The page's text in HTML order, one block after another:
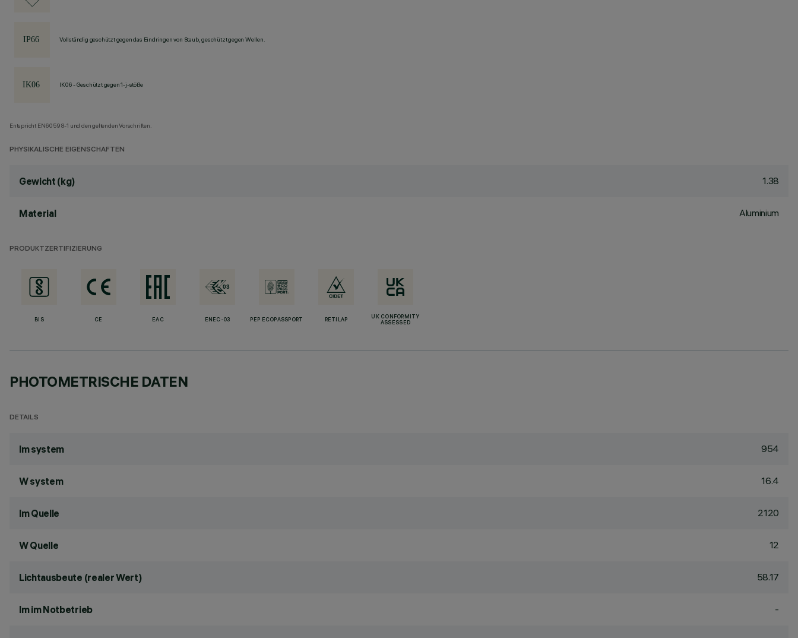
Vollständig geschützt gegen das Eindringen von Staub, geschützt gegen Wellen.
IK06 - Geschützt gegen 1-j-stöße
Entspricht EN60598-1 und den geltenden Vorschriften.
PHYSIKALISCHE EIGENSCHAFTEN
Gewicht (kg) 1.38
Material Aluminium
PRODUKTZERTIFIZIERUNG
BIS CE EAC ENEC-03 PEP ECOPASSPORT RETILAP
UK CONFORMITY
ASSESSED
PHOTOMETRISCHE DATEN
DETAILS
lm system 954
W system 16.4
lm Quelle 2120
W Quelle 12
Lichtausbeute (realer Wert) 58.17
lm im Notbetrieb -